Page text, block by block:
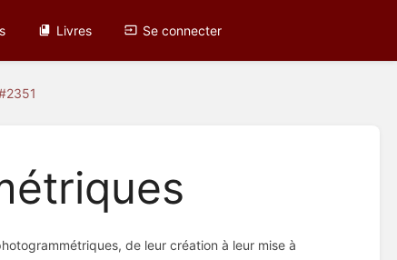
Livres Se connecter
de leur création à leur mise à